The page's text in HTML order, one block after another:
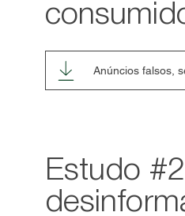
Anúncios falsos,
Estudo